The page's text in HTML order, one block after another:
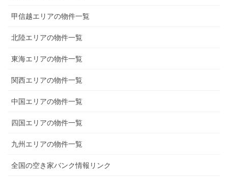
甲信越エリアの物件一覧
北陸エリアの物件一覧
東海エリアの物件一覧
関西エリアの物件一覧
中国エリアの物件一覧
四国エリアの物件一覧
九州エリアの物件一覧
全国の空き家バンク情報リンク